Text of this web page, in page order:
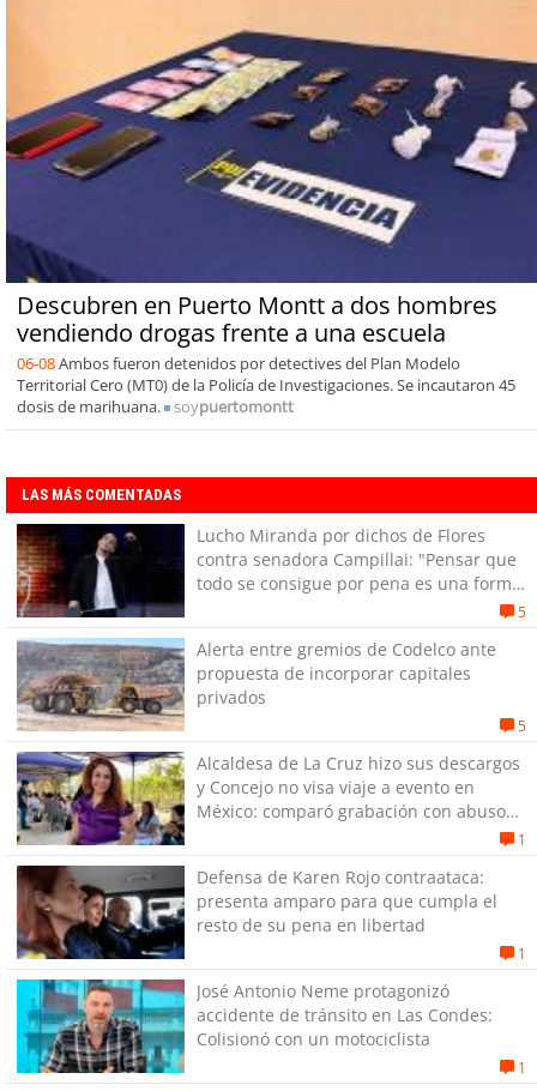
Descubren en Puerto Montt a dos hombres
vendiendo drogas frente a una escuela
06-08Ambos fueron detenidos por detectives del Plan Modelo
Territorial Cero (MT0) de la Policía de Investigaciones. Se incautaron 45
dosis de marihuana.
soypuertomontt
LAS MÁS COMENTADAS
Lucho Miranda por dichos de Flores
contra senadora Campillai: "Pensar que
todo se consigue por pena es una forma
5
Alerta entre gremios de Codelco ante
propuesta de incorporar capitales
privados
5
Alcaldesa de La Cruz hizo sus descargos
y Concejo no visa viaje a evento en
México: comparó grabación con abuso
1
Defensa de Karen Rojo contraataca:
presenta amparo para que cumpla el
resto de su pena en libertad
1
José Antonio Neme protagonizó
accidente de tránsito en Las Condes:
Colisionó con un motociclista
1